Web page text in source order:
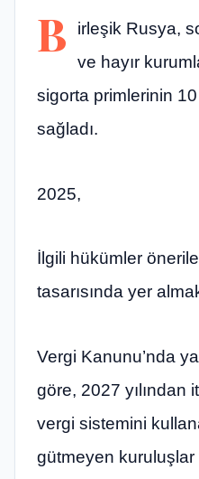
B
irleşik Rusya,
ve hayır
sigorta primlerinin 10
sağladı.
2025,
İlgili hükümler
tasarısında yer
Vergi Kanunu’nda
göre, 2027 yılından
vergi sistemini
gütmeyen kuruluşlar